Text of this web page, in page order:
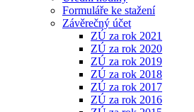
Formuláře ke stažení
Závěrečný účet
ZÚ za rok 2021
ZÚ za rok 2020
ZÚ za rok 2019
ZÚ za rok 2018
ZÚ za rok 2017
ZÚ za rok 2016